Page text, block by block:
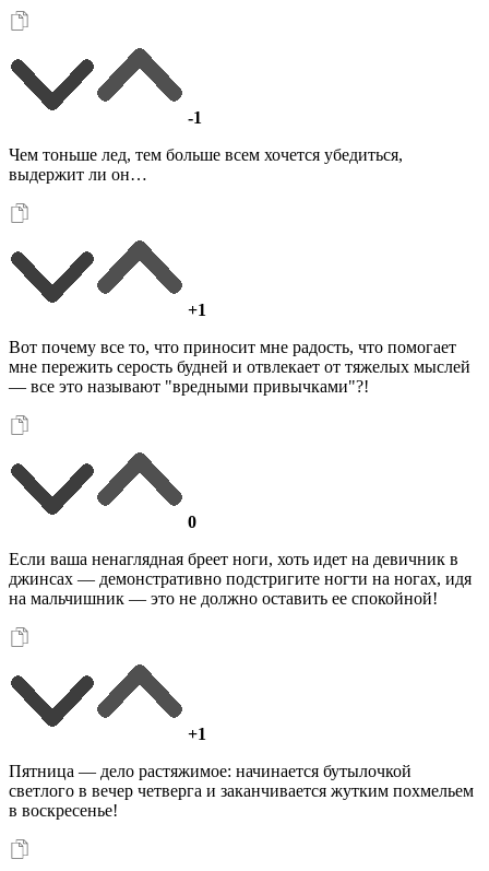
-1
Чем тоньше лед, тем больше всем хочется убедиться,
выдержит ли он…
+1
Вот почему все то, что приносит мне радость, что помогает
мне пережить серость будней и отвлекает от тяжелых мыслей
— все это называют "вредными привычками"?!
0
Если ваша ненаглядная бреет ноги, хоть идет на девичник в
джинсах — демонстративно подстригите ногти на ногах, идя
на мальчишник — это не должно оставить ее спокойной!
+1
Пятница — дело растяжимое: начинается бутылочкой
светлого в вечер четверга и заканчивается жутким похмельем
в воскресенье!